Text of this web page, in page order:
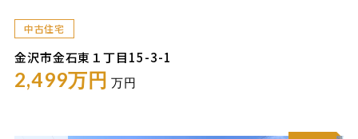
中古住宅
金沢市金石東１丁目15-3-1
2,499万円 万円